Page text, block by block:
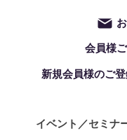
会員様
新規会員様のご
イベント／セミナ